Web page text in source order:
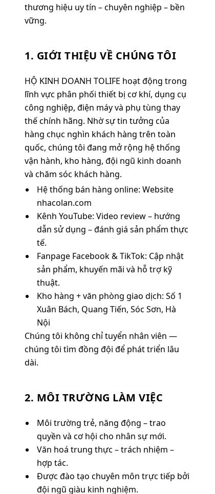
thương hiệu uy tín – chuyên nghiệp – bền
vững.
1. GIỚI THIỆU VỀ CHÚNG TÔI
HỘ KINH DOANH TOLIFE hoạt động trong
lĩnh vực phân phối thiết bị cơ khí, dụng cụ
công nghiệp, điện máy và phụ tùng thay
thế chính hãng. Nhờ sự tin tưởng của
hàng chục nghìn khách hàng trên toàn
quốc, chúng tôi đang mở rộng hệ thống
vận hành, kho hàng, đội ngũ kinh doanh
và chăm sóc khách hàng.
Hệ thống bán hàng online: Website
nhacolan.com
Kênh YouTube: Video review – hướng
dẫn sử dụng – đánh giá sản phẩm thực
tế.
Fanpage Facebook & TikTok: Cập nhật
sản phẩm, khuyến mãi và hỗ trợ kỹ
thuật.
Kho hàng + văn phòng giao dịch: Số 1
Xuân Bách, Quang Tiến, Sóc Sơn, Hà
Nội
Chúng tôi không chỉ tuyển nhân viên —
chúng tôi tìm đồng đội để phát triển lâu
dài.
2. MÔI TRƯỜNG LÀM VIỆC
Môi trường trẻ, năng động – trao
quyền và cơ hội cho nhân sự mới.
Văn hoá trung thực – trách nhiệm –
hợp tác.
Được đào tạo chuyên môn trực tiếp bởi
đội ngũ giàu kinh nghiệm.